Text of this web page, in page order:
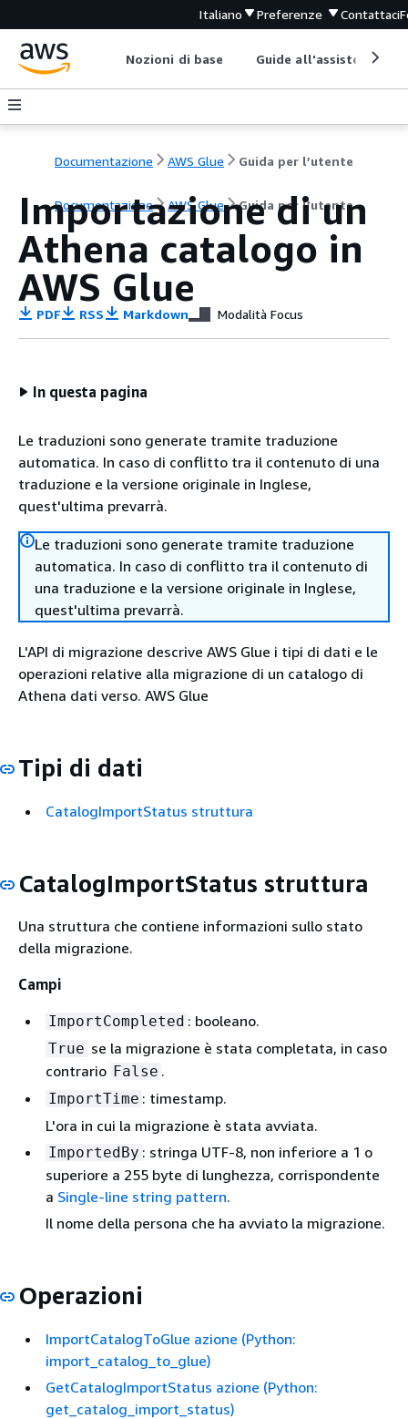
Italiano Preferenze Contattaci
Nozioni di base Guide all'assistenza
Documentazione AWS Glue Guida per l’utente
Documentazione AWS Glue Guida per l’utente
Importazione di un
Athena catalogo in
AWS Glue
PDF RSS Markdown Modalità Focus
In questa pagina
Le traduzioni sono generate tramite traduzione
automatica. In caso di conflitto tra il contenuto di una
traduzione e la versione originale in Inglese,
quest'ultima prevarrà.
Le traduzioni sono generate tramite traduzione
automatica. In caso di conflitto tra il contenuto di
una traduzione e la versione originale in Inglese,
quest'ultima prevarrà.
L'API di migrazione descrive AWS Glue i tipi di dati e le
operazioni relative alla migrazione di un catalogo di
Athena dati verso. AWS Glue
Tipi di dati
CatalogImportStatus struttura
CatalogImportStatus struttura
Una struttura che contiene informazioni sullo stato
della migrazione.
Campi
ImportCompleted : booleano.
True se la migrazione è stata completata, in caso
contrario False .
ImportTime : timestamp.
L'ora in cui la migrazione è stata avviata.
ImportedBy : stringa UTF-8, non inferiore a 1 o
superiore a 255 byte di lunghezza, corrispondente
a Single-line string pattern.
Il nome della persona che ha avviato la migrazione.
Operazioni
ImportCatalogToGlue azione (Python:
import_catalog_to_glue)
GetCatalogImportStatus azione (Python:
get_catalog_import_status)